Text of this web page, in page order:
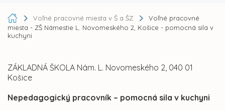
Voľné pracovné miesta v Š a ŠZ
Voľné pracovné
miesta - ZŠ Námestie L. Novomeského 2, Košice - pomocná sila v
kuchyni
ZÁKLADNÁ ŠKOLA Nám. L. Novomeského 2, 040 01
Košice
Nepedagogický pracovník – pomocná sila v kuchyni